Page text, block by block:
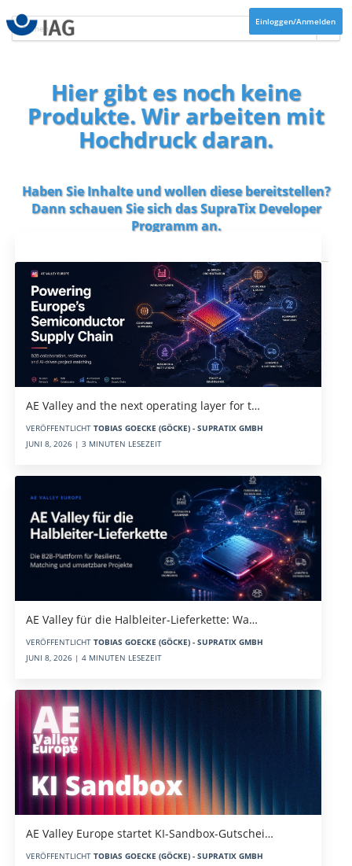
Einloggen/Anmelden
Hier gibt es noch keine
Produkte. Wir arbeiten mit
Hochdruck daran.
Haben Sie Inhalte und wollen diese bereitstellen?
Dann schauen Sie sich dasSupraTix Developer
Programman.
AE Valley and the next operating layer for t…
VERÖFFENTLICHT TOBIAS GOECKE (GÖCKE) - SUPRATIX GMBH
JUNI 8, 2026 | 3 MINUTEN LESEZEIT
AE Valley für die Halbleiter-Lieferkette: Wa…
VERÖFFENTLICHT TOBIAS GOECKE (GÖCKE) - SUPRATIX GMBH
JUNI 8, 2026 | 4 MINUTEN LESEZEIT
AE Valley Europe startet KI-Sandbox-Gutschei…
VERÖFFENTLICHT TOBIAS GOECKE (GÖCKE) - SUPRATIX GMBH